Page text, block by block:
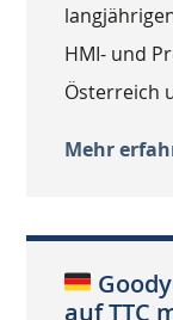
HMI- und
Österreich
Mehr
auf TTC